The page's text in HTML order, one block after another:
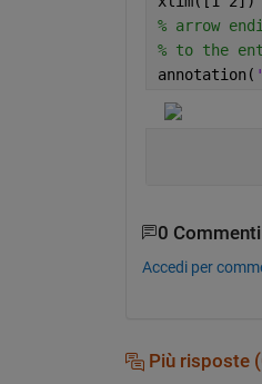
% arrow
% to the
annotation(
0 Commenti
Accedi per
Più risposte